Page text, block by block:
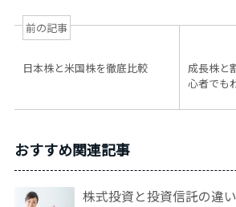
前の記事
日本株と米国株を徹底比較
成長株と
心者でも
おすすめ関連記事
株式投資と投資信託の違